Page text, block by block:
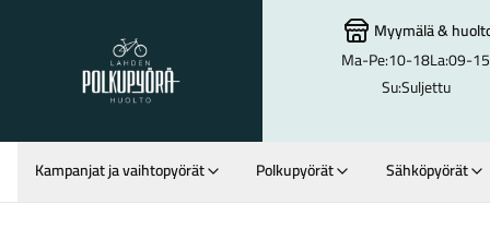
Lahden Polkupyörähuolto - etusivulle
Myymälä&
Ma-Pe:10-18La:09-15
Su:Suljettu
Hakutulokset
Kampanjat ja vaihtopyörät Polkupyörät Sähköpyörät